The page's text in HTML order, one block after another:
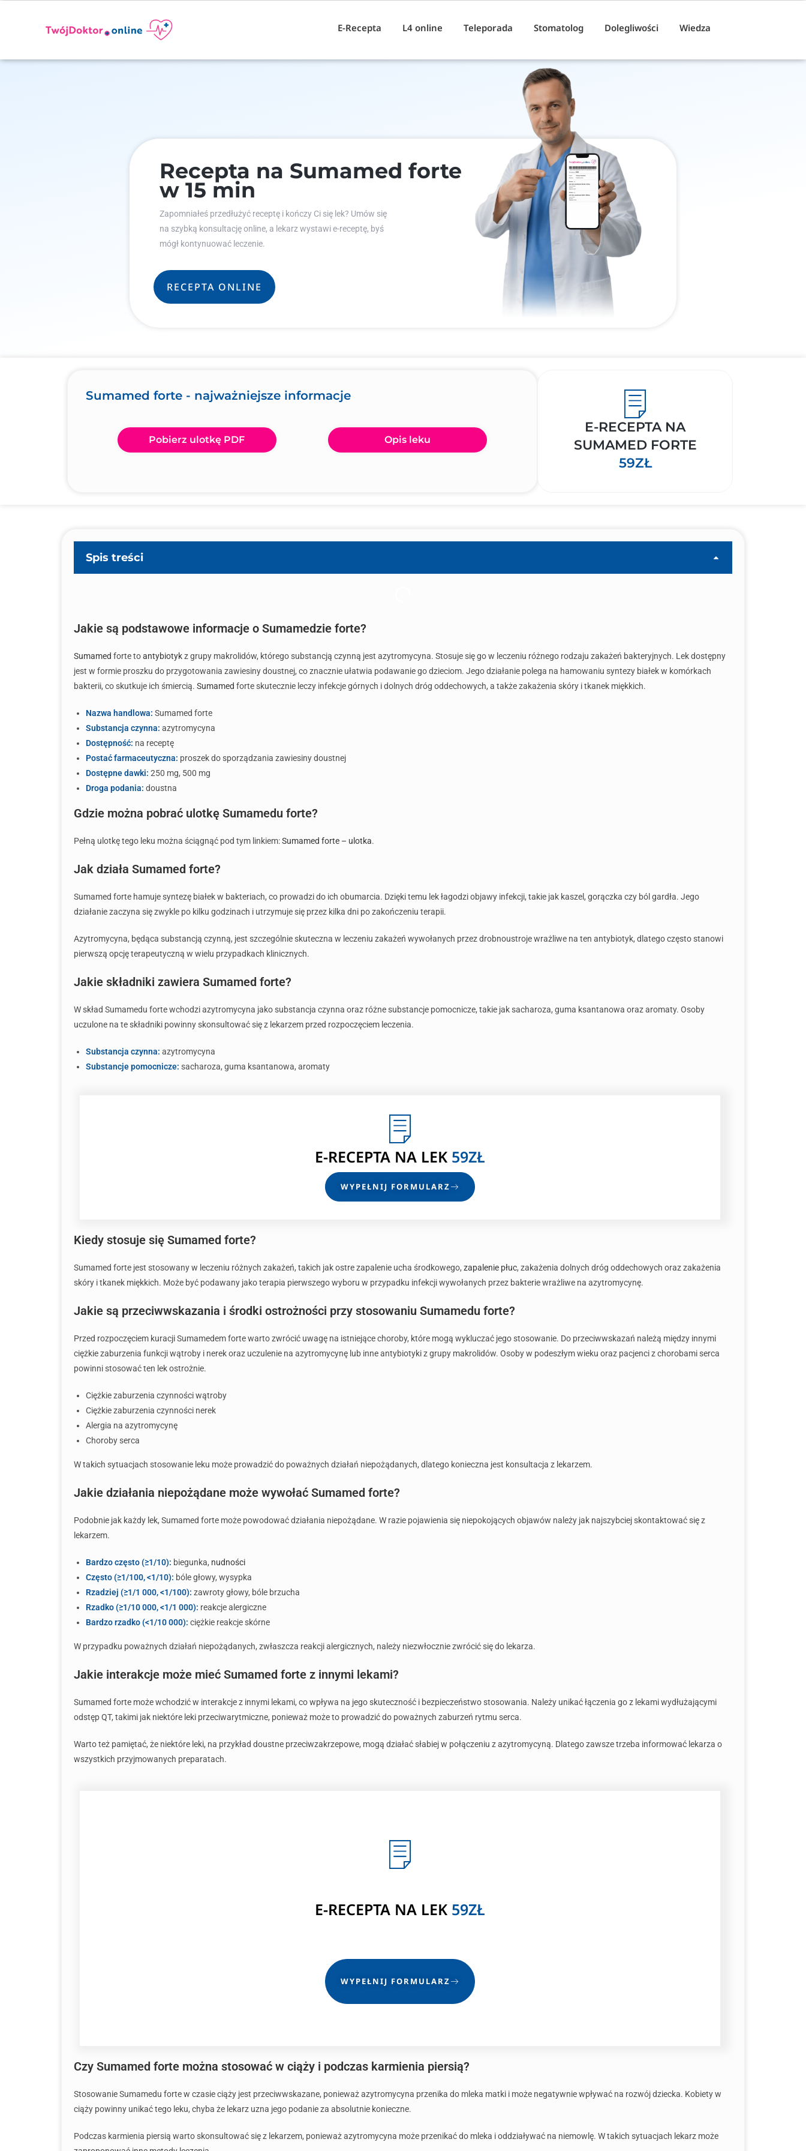
E-Recepta L4 online Teleporada Stomatolog Dolegliwości Wiedza
Recepta na Sumamed forte
w 15 min
Zapomniałeś przedłużyć receptę i kończy Ci się lek? Umów się
na szybką konsultację online, a lekarz wystawi e-receptę, byś
mógł kontynuować leczenie.
RECEPTA ONLINE
Sumamed forte - najważniejsze informacje
Pobierz ulotkę PDF Opis leku
E-RECEPTA NA
SUMAMED FORTE
59ZŁ
Spis treści
Jakie są podstawowe informacje o Sumamedzie forte?
Sumamed forte toantybiotykz grupy makrolidów, którego substancją czynną jest azytromycyna. Stosuje się go w leczeniu różnego rodzaju zakażeń bakteryjnych. Lek dostępny
jest w formie proszku do przygotowania zawiesiny doustnej, co znacznie ułatwia podawanie go dzieciom. Jego działanie polega na hamowaniu syntezy białek w komórkach
bakterii, co skutkuje ich śmiercią. Sumamed forte skutecznie leczy infekcje górnych i dolnych dróg oddechowych, a także zakażenia skóry i tkanek miękkich.
Nazwa handlowa: Sumamed forte
Substancja czynna: azytromycyna
Dostępność: na receptę
Postać farmaceutyczna: proszek do sporządzania zawiesiny doustnej
Dostępne dawki: 250 mg, 500 mg
Droga podania: doustna
Gdzie można pobrać ulotkę Sumamedu forte?
Pełną ulotkę tego leku można ściągnąć pod tym linkiem:Sumamed forte – ulotka.
Jak działa Sumamed forte?
Sumamed forte hamuje syntezę białek w bakteriach, co prowadzi do ich obumarcia. Dzięki temu lek łagodzi objawy infekcji, takie jak kaszel, gorączka czy ból gardła. Jego
działanie zaczyna się zwykle po kilku godzinach i utrzymuje się przez kilka dni po zakończeniu terapii.
Azytromycyna, będąca substancją czynną, jest szczególnie skuteczna w leczeniu zakażeń wywołanych przez drobnoustroje wrażliwe na ten antybiotyk, dlatego często stanowi
pierwszą opcję terapeutyczną w wielu przypadkach klinicznych.
Jakie składniki zawiera Sumamed forte?
W skład Sumamedu forte wchodzi azytromycyna jako substancja czynna oraz różne substancje pomocnicze, takie jak sacharoza, guma ksantanowa oraz aromaty. Osoby
uczulone na te składniki powinny skonsultować się z lekarzem przed rozpoczęciem leczenia.
Substancja czynna: azytromycyna
Substancje pomocnicze: sacharoza, guma ksantanowa, aromaty
E-RECEPTA NA LEK 59ZŁ
WYPEŁNIJ FORMULARZ
Kiedy stosuje się Sumamed forte?
Sumamed forte jest stosowany w leczeniu różnych zakażeń, takich jak ostre zapalenie ucha środkowego, zapalenie płuc, zakażenia dolnych dróg oddechowych oraz zakażenia
skóry i tkanek miękkich. Może być podawany jako terapia pierwszego wyboru w przypadku infekcji wywołanych przez bakterie wrażliwe na azytromycynę.
Jakie są przeciwwskazania i środki ostrożności przy stosowaniu Sumamedu forte?
Przed rozpoczęciem kuracji Sumamedem forte warto zwrócić uwagę na istniejące choroby, które mogą wykluczać jego stosowanie. Do przeciwwskazań należą między innymi
ciężkie zaburzenia funkcji wątroby i nerek oraz uczulenie na azytromycynę lub inne antybiotyki z grupy makrolidów. Osoby w podeszłym wieku oraz pacjenci z chorobami serca
powinni stosować ten lek ostrożnie.
Ciężkie zaburzenia czynności wątroby
Ciężkie zaburzenia czynności nerek
Alergia na azytromycynę
Choroby serca
W takich sytuacjach stosowanie leku może prowadzić do poważnych działań niepożądanych, dlatego konieczna jest konsultacja z lekarzem.
Jakie działania niepożądane może wywołać Sumamed forte?
Podobnie jak każdy lek, Sumamed forte może powodować działania niepożądane. W razie pojawienia się niepokojących objawów należy jak najszybciej skontaktować się z
lekarzem.
Bardzo często (≥1/10): biegunka, nudności
Często (≥1/100, <1/10): bóle głowy, wysypka
Rzadziej (≥1/1 000, <1/100): zawroty głowy, bóle brzucha
Rzadko (≥1/10 000, <1/1 000): reakcje alergiczne
Bardzo rzadko (<1/10 000): ciężkie reakcje skórne
W przypadku poważnych działań niepożądanych, zwłaszcza reakcji alergicznych, należy niezwłocznie zwrócić się do lekarza.
Jakie interakcje może mieć Sumamed forte z innymi lekami?
Sumamed forte może wchodzić w interakcje z innymi lekami, co wpływa na jego skuteczność i bezpieczeństwo stosowania. Należy unikać łączenia go z lekami wydłużającymi
odstęp QT, takimi jak niektóre leki przeciwarytmiczne, ponieważ może to prowadzić do poważnych zaburzeń rytmu serca.
Warto też pamiętać, że niektóre leki, na przykład doustne przeciwzakrzepowe, mogą działać słabiej w połączeniu z azytromycyną. Dlatego zawsze trzeba informować lekarza o
wszystkich przyjmowanych preparatach.
E-RECEPTA NA LEK 59ZŁ
WYPEŁNIJ FORMULARZ
Czy Sumamed forte można stosować w ciąży i podczas karmienia piersią?
Stosowanie Sumamedu forte w czasie ciąży jest przeciwwskazane, ponieważ azytromycyna przenika do mleka matki i może negatywnie wpływać na rozwój dziecka. Kobiety w
ciąży powinny unikać tego leku, chyba że lekarz uzna jego podanie za absolutnie konieczne.
Podczas karmienia piersią warto skonsultować się z lekarzem, ponieważ azytromycyna może przenikać do mleka i oddziaływać na niemowlę. W takich sytuacjach lekarz może